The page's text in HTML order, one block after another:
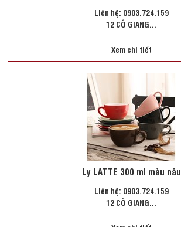
Liên hệ: 0903.724.159
12 CÔ GIANG...
Xem chi tiết
Ly LATTE 300 ml màu nâu
Liên hệ: 0903.724.159
12 CÔ GIANG...